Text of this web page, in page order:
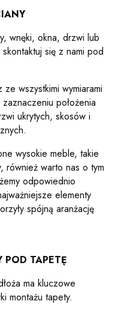
wnęki, okna, drzwi lub
się z nami pod
wszystkimi wymiarami
położenia
ukrytych, skosów i
wysokie meble, takie
również warto nas o tym
odpowiednio
elementy
spójną aranżację
POD TAPETĘ
ma kluczowe
montażu tapety.